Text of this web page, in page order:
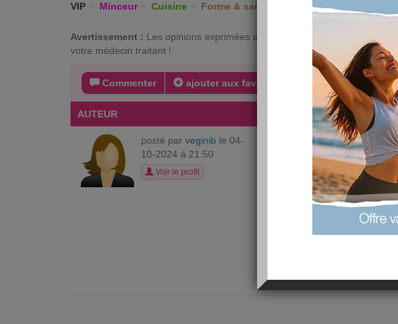
VIP Minceur Cuisine Forme & santé Psycho & tests
Avertissement : Les opinions exprimées dans ce forum sont celles des
votre médecin traitant !
Commenter ajouter aux favoris signaler un abus
AUTEUR MESSAGE
posté par veginib le 04-
10-2024 à 21:50
Voir le profil
The
Driving on rocky terrain
stability, providing better
maintaining traction is
Unlike standard shocks,
conditions. This means